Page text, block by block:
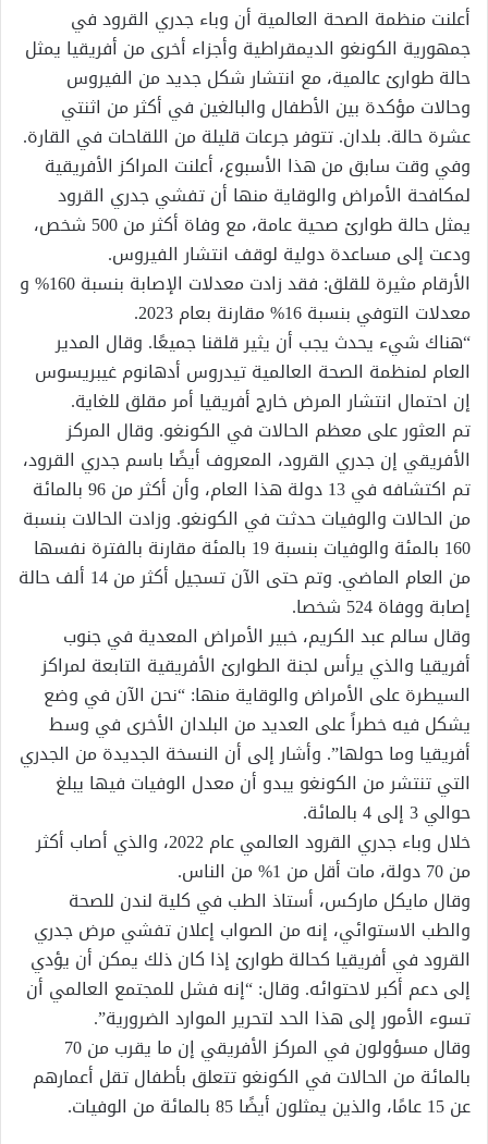
أعلنت منظمة الصحة العالمية أن وباء جدري القرود في
جمهورية الكونغو الديمقراطية وأجزاء أخرى من أفريقيا يمثل
حالة طوارئ عالمية، مع انتشار شكل جديد من الفيروس
وحالات مؤكدة بين الأطفال والبالغين في أكثر من اثنتي
عشرة حالة. بلدان. تتوفر جرعات قليلة من اللقاحات في القارة.
وفي وقت سابق من هذا الأسبوع، أعلنت المراكز الأفريقية
لمكافحة الأمراض والوقاية منها أن تفشي جدري القرود
يمثل حالة طوارئ صحية عامة، مع وفاة أكثر من 500 شخص،
ودعت إلى مساعدة دولية لوقف انتشار الفيروس.
الأرقام مثيرة للقلق: فقد زادت معدلات الإصابة بنسبة 160% و
معدلات التوفي بنسبة 16% مقارنة بعام 2023.
“هناك شيء يحدث يجب أن يثير قلقنا جميعًا. وقال المدير
العام لمنظمة الصحة العالمية تيدروس أدهانوم غيبريسوس
إن احتمال انتشار المرض خارج أفريقيا أمر مقلق للغاية.
تم العثور على معظم الحالات في الكونغو. وقال المركز
الأفريقي إن جدري القرود، المعروف أيضًا باسم جدري القرود،
تم اكتشافه في 13 دولة هذا العام، وأن أكثر من 96 بالمائة
من الحالات والوفيات حدثت في الكونغو. وزادت الحالات بنسبة
160 بالمئة والوفيات بنسبة 19 بالمئة مقارنة بالفترة نفسها
من العام الماضي. وتم حتى الآن تسجيل أكثر من 14 ألف حالة
إصابة ووفاة 524 شخصا.
وقال سالم عبد الكريم، خبير الأمراض المعدية في جنوب
أفريقيا والذي يرأس لجنة الطوارئ الأفريقية التابعة لمراكز
السيطرة على الأمراض والوقاية منها: “نحن الآن في وضع
يشكل فيه خطراً على العديد من البلدان الأخرى في وسط
أفريقيا وما حولها”. وأشار إلى أن النسخة الجديدة من الجدري
التي تنتشر من الكونغو يبدو أن معدل الوفيات فيها يبلغ
حوالي 3 إلى 4 بالمائة.
خلال وباء جدري القرود العالمي عام 2022، والذي أصاب أكثر
من 70 دولة، مات أقل من 1% من الناس.
وقال مايكل ماركس، أستاذ الطب في كلية لندن للصحة
والطب الاستوائي، إنه من الصواب إعلان تفشي مرض جدري
القرود في أفريقيا كحالة طوارئ إذا كان ذلك يمكن أن يؤدي
إلى دعم أكبر لاحتوائه. وقال: “إنه فشل للمجتمع العالمي أن
تسوء الأمور إلى هذا الحد لتحرير الموارد الضرورية”.
وقال مسؤولون في المركز الأفريقي إن ما يقرب من 70
بالمائة من الحالات في الكونغو تتعلق بأطفال تقل أعمارهم
عن 15 عامًا، والذين يمثلون أيضًا 85 بالمائة من الوفيات.